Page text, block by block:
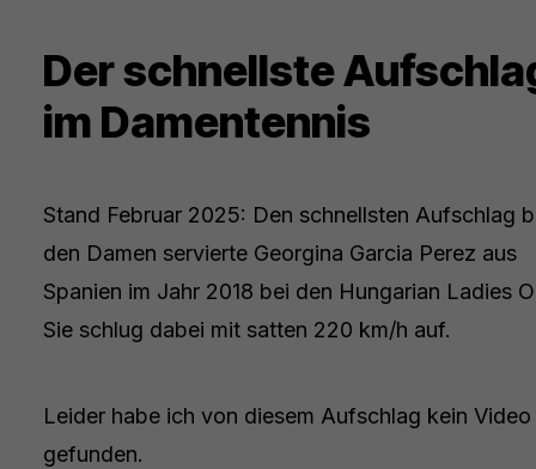
Der schnellste
im Damentennis
Stand Februar 2025: Den schnellsten Aufschlag
den Damen servierte Georgina Garcia Perez aus
Spanien im Jahr 2018 bei den Hungarian Ladies
Sie schlug dabei mit satten 220 km/h auf.
Leider habe ich von diesem Aufschlag kein Video
gefunden.